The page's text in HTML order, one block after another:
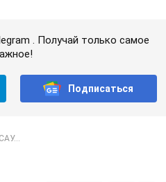
. Получай только самое
Подписаться